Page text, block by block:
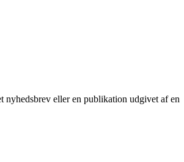
nyhedsbrev eller en publikation udgivet af en